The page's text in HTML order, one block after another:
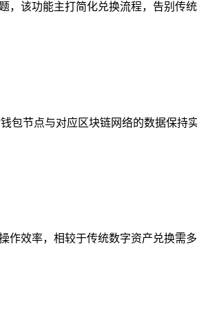
该功能主打简化兑换流程，告别传
包节点与对应区块链网络的数据保持
效率，相较于传统数字资产兑换需